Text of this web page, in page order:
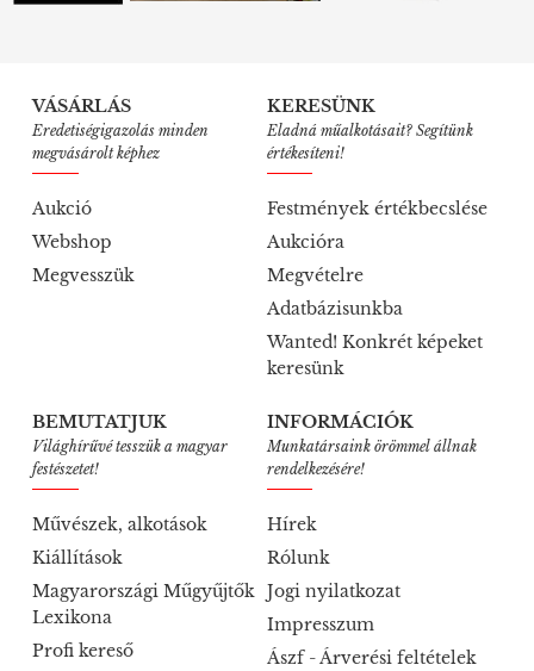
VÁSÁRLÁS
Eredetiségigazolás minden
megvásárolt képhez
Aukció
Webshop
Megvesszük
KERESÜNK
Eladná műalkotásait? Segítünk
értékesíteni!
Festmények értékbecslése
Aukcióra
Megvételre
Adatbázisunkba
Wanted! Konkrét képeket
keresünk
BEMUTATJUK
Világhírűvé tesszük a magyar
festészetet!
Művészek, alkotások
Kiállítások
Magyarországi Műgyűjtők
Lexikona
Profi kereső
INFORMÁCIÓK
Munkatársaink örömmel állnak
rendelkezésére!
Hírek
Rólunk
Jogi nyilatkozat
Impresszum
Ászf - Árverési feltételek